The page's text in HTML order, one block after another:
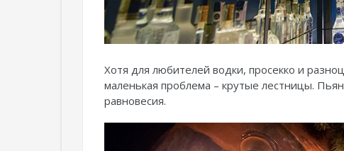
Хотя для любителей водки, просекко и
маленькая проблема – крутые лестницы.
равновесия.